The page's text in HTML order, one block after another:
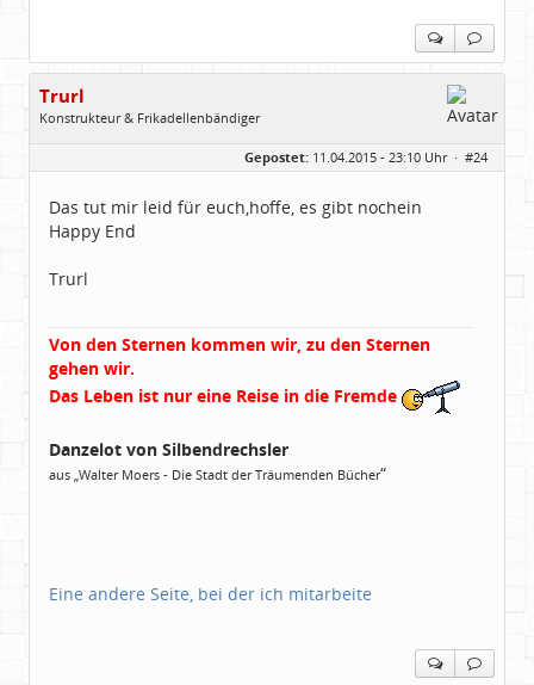
Trurl
Konstrukteur & Frikadellenbändiger
Beiträge:
13854
Gepostet: 11.04.2015 - 23:10 Uhr · #24
Das tut mir leid für euch,hoffe, es gibt nochein
Happy End
Trurl
Von den Sternen kommen wir, zu den Sternen
gehen wir.
Das Leben ist nur eine Reise in die Fremde
Danzelot von Silbendrechsler
aus „Walter Moers - Die Stadt der Träumenden Bücher“
Eine andere Seite, bei der ich mitarbeite